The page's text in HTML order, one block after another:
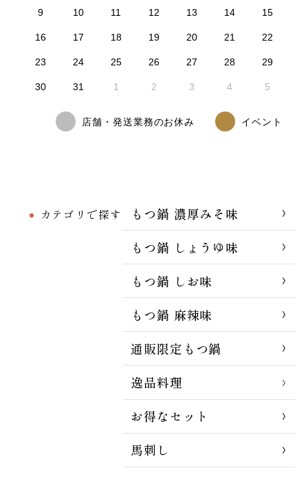
カテゴリで探す
もつ鍋 濃厚みそ味
もつ鍋 しょうゆ味
もつ鍋 しお味
もつ鍋 麻辣味
通販限定もつ鍋
逸品料理
お得なセット
馬刺し
9 10 11 12 13 14 15
16 17 18 19 20 21 22
23 24 25 26 27 28 29
30 31 1 2 3 4 5
店舗・発送業務のお休み イベント